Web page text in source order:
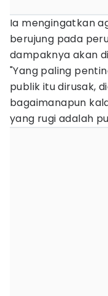
Ia mengingatkan
berujung pada
dampaknya akan
"Yang paling
publik itu dirusak,
bagaimanapun
yang rugi adalah